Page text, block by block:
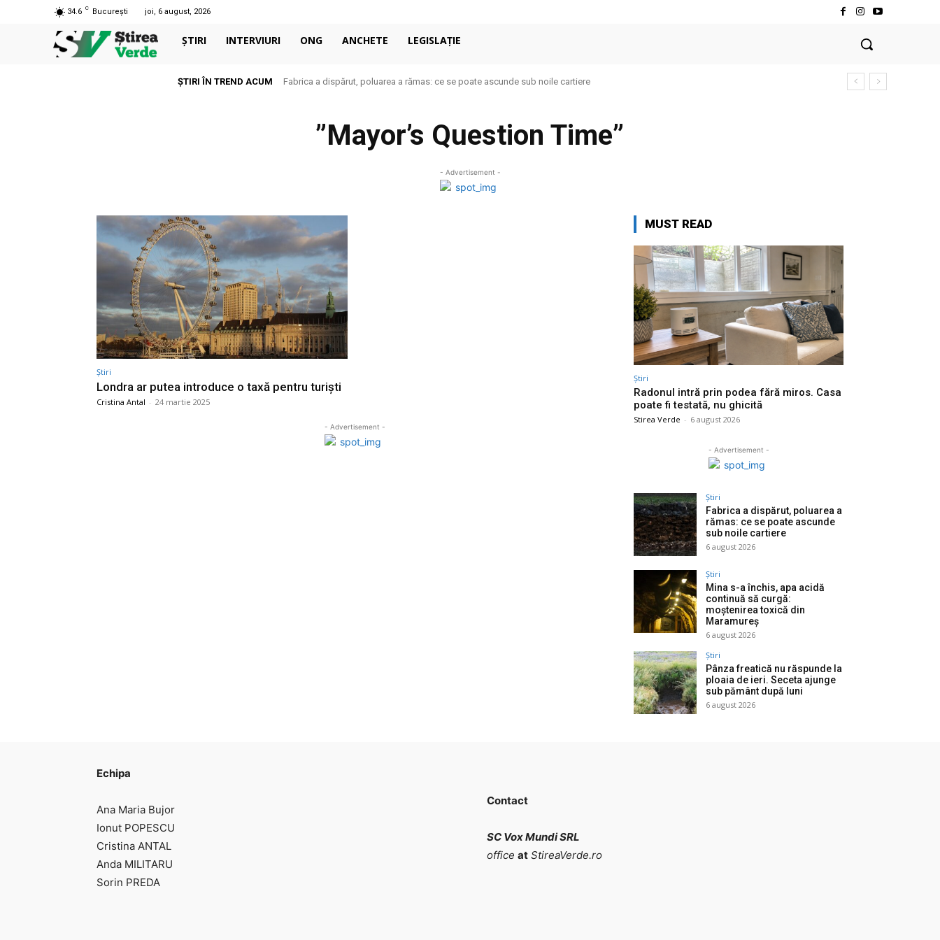
34.6 C București joi, 6 august, 2026
ȘTIRI INTERVIURI ONG ANCHETE LEGISLAȚIE
ȘTIRI ÎN TREND ACUM Fabrica a dispărut, poluarea a rămas: ce se poate ascunde sub noile cartiere
”Mayor’s Question Time”
- Advertisement -
Știri
Londra ar putea introduce o taxă pentru turiști
Cristina Antal - 24 martie 2025
- Advertisement -
MUST READ
Știri
Radonul intră prin podea fără miros. Casa
poate fi testată, nu ghicită
Stirea Verde - 6 august 2026
- Advertisement -
Știri
Fabrica a dispărut, poluarea a
rămas: ce se poate ascunde
sub noile cartiere
6 august 2026
Știri
Mina s-a închis, apa acidă
continuă să curgă:
moștenirea toxică din
Maramureș
6 august 2026
Știri
Pânza freatică nu răspunde la
ploaia de ieri. Seceta ajunge
sub pământ după luni
6 august 2026
Echipa
Ana Maria Bujor
Ionut POPESCU
Cristina ANTAL
Anda MILITARU
Sorin PREDA
Contact
SC Vox Mundi SRL
office at StireaVerde.ro